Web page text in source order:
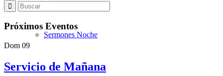
Sermones Noche
Próximos Eventos
Dom 09
Servicio de Mañana